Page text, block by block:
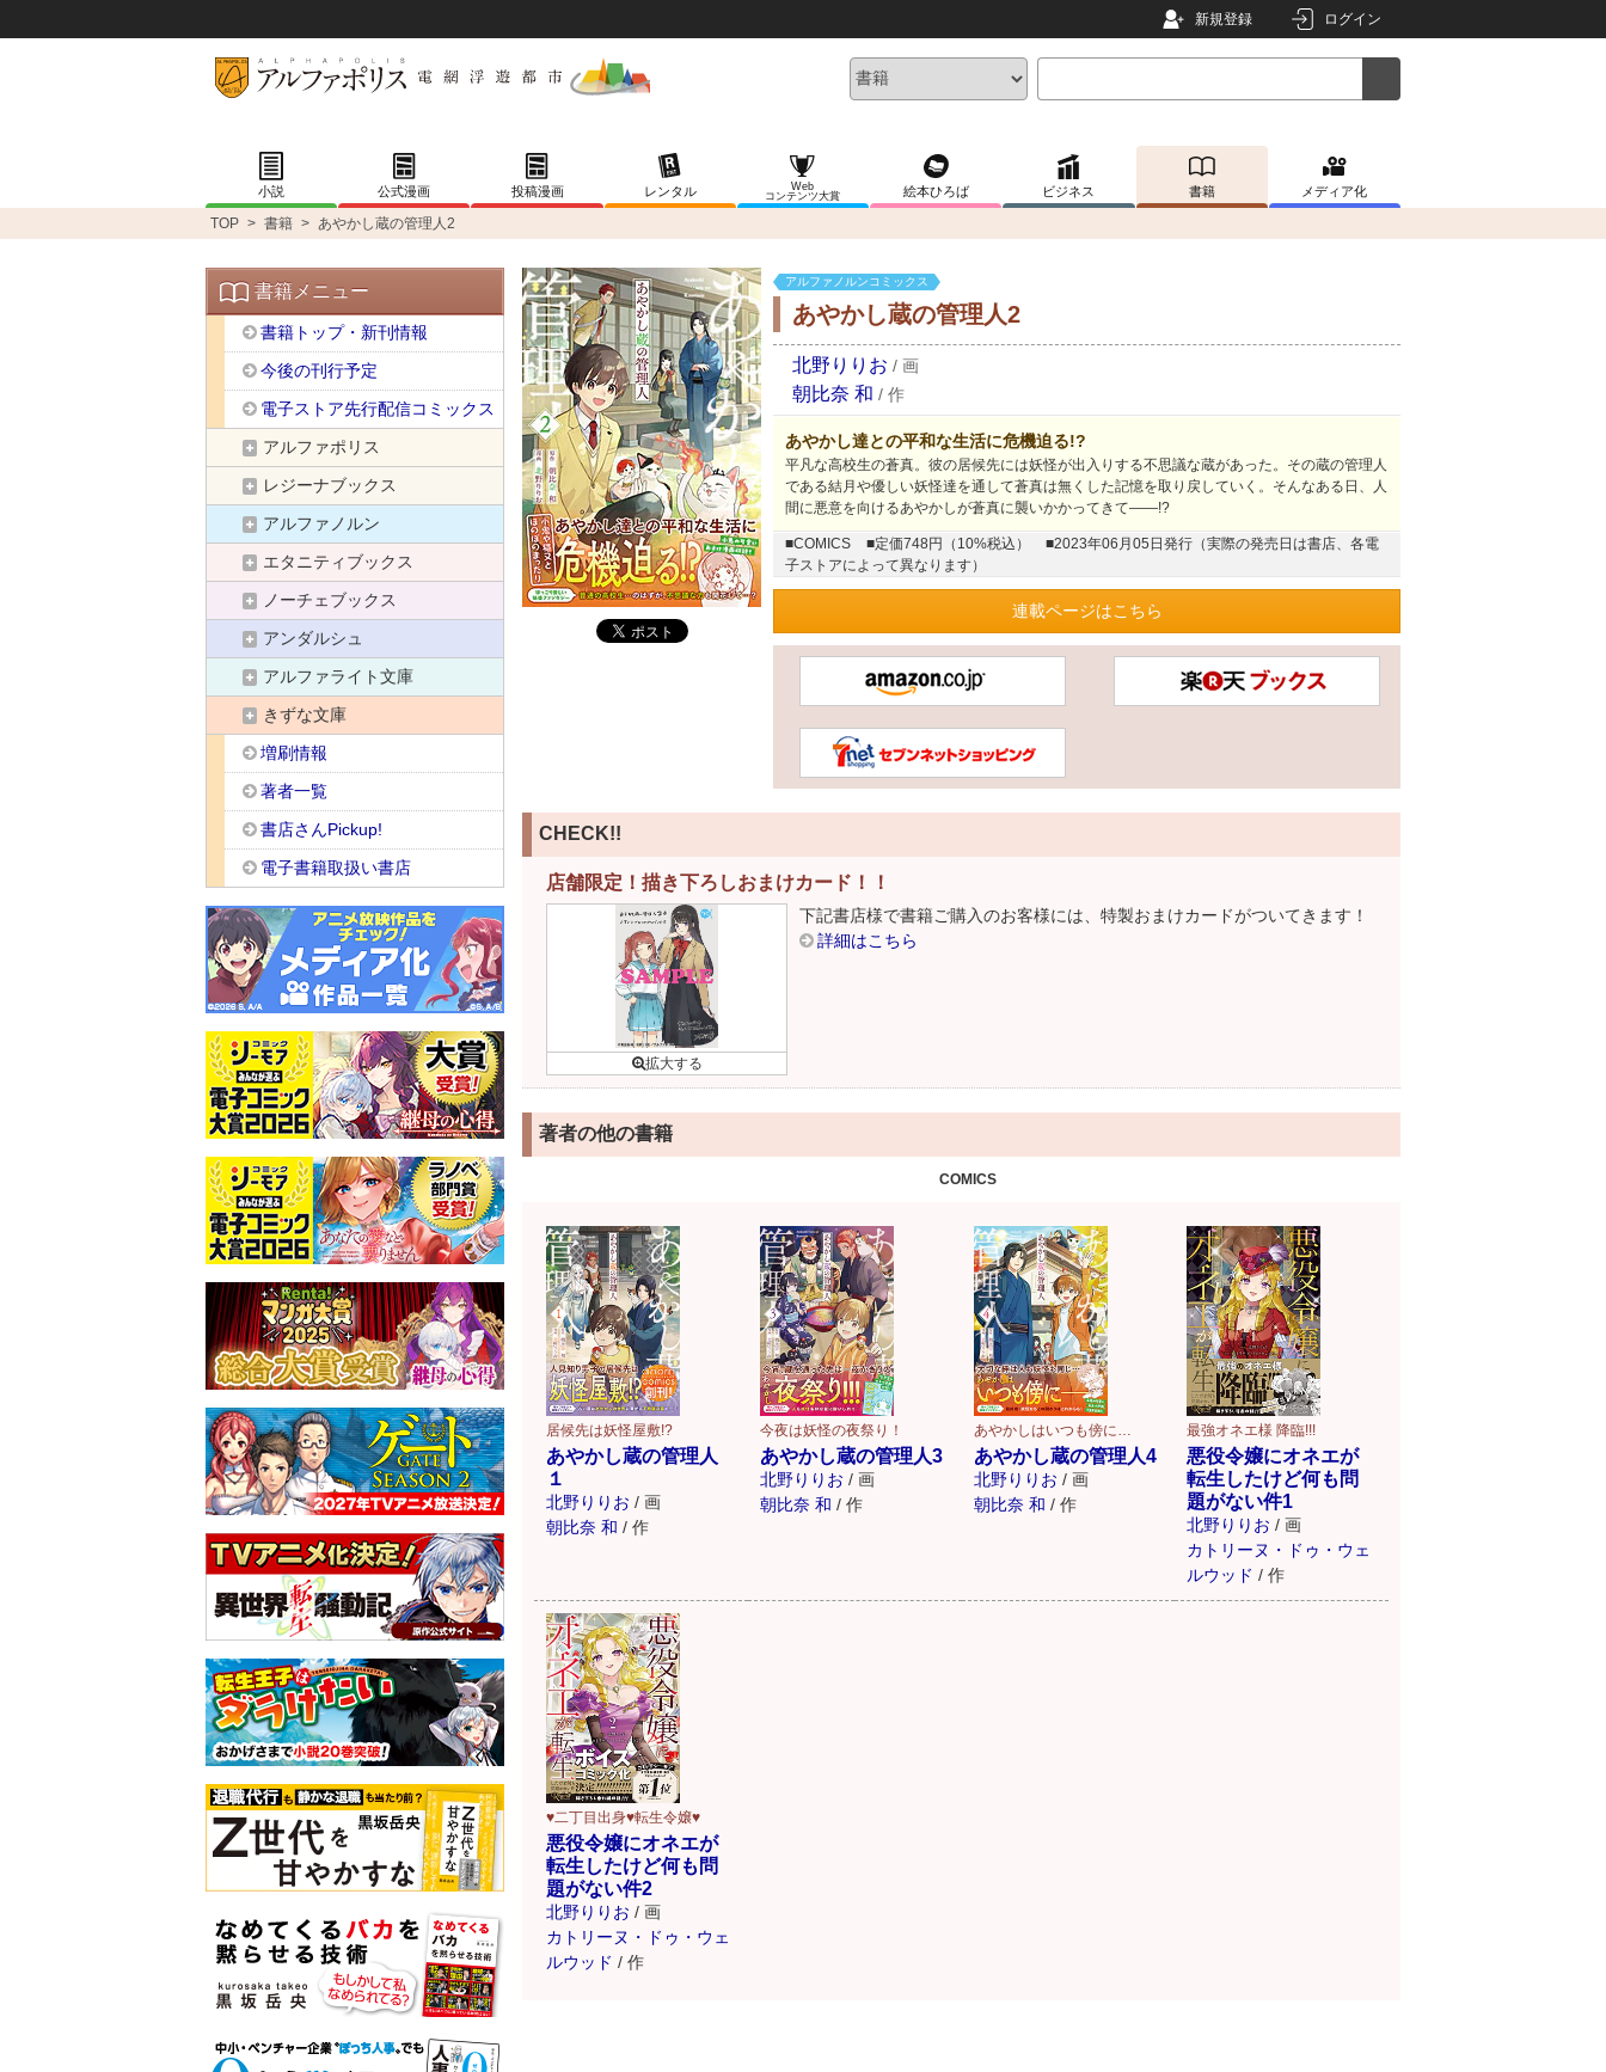
新規登録 ログイン
小説 公式漫画 投稿漫画 レンタル
Web
コンテンツ大賞
絵本ひろば ビジネス 書籍 メディア化
TOP > 書籍 > あやかし蔵の管理人2
アルファノルンコミックス
あやかし蔵の管理人2
北野りりお / 画
朝比奈 和 / 作
あやかし達との平和な生活に危機迫る!?
平凡な高校生の蒼真。彼の居候先には妖怪が出入りする不思議な蔵があった。その蔵の管理人
である結月や優しい妖怪達を通して蒼真は無くした記憶を取り戻していく。そんなある日、人
間に悪意を向けるあやかしが蒼真に襲いかかってきて――!?
■COMICS ■定価748円（10%税込）
■2023年06月05日発行（実際の発売日は書店、各電
子ストアによって異なります）
連載ページはこちら
CHECK!!
店舗限定！描き下ろしおまけカード！！
下記書店様で書籍ご購入のお客様には、特製おまけカードがついてきます！
詳細はこちら
著者の他の書籍
COMICS
居候先は妖怪屋敷!?
あやかし蔵の管理人
１
北野りりお / 画
朝比奈 和 / 作
今夜は妖怪の夜祭り！
あやかし蔵の管理人3
北野りりお / 画
朝比奈 和 / 作
あやかしはいつも傍に…
あやかし蔵の管理人4
北野りりお / 画
朝比奈 和 / 作
最強オネエ様 降臨!!!
悪役令嬢にオネエが
転生したけど何も問
題がない件1
北野りりお / 画
カトリーヌ・ドゥ・ウェ
ルウッド / 作
♥二丁目出身♥転生令嬢♥
悪役令嬢にオネエが
転生したけど何も問
題がない件2
北野りりお / 画
カトリーヌ・ドゥ・ウェ
ルウッド / 作
書籍メニュー
書籍トップ・新刊情報
今後の刊行予定
電子ストア先行配信コミックス
アルファポリス
レジーナブックス
アルファノルン
エタニティブックス
ノーチェブックス
アンダルシュ
アルファライト文庫
きずな文庫
増刷情報
著者一覧
書店さんPickup!
電子書籍取扱い書店